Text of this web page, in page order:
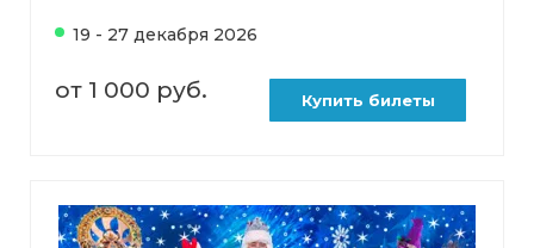
19 - 27 декабря 2026
от 1 000 руб. Купить билеты